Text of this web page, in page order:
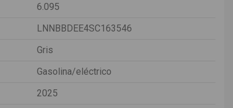
6.095
LNNBBDEE4SC163546
Gris
Gasolina/eléctrico
2025